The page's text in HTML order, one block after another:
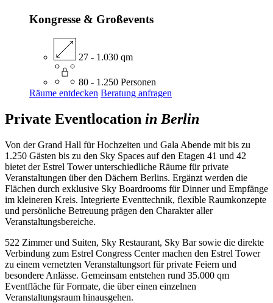
Kongresse & Großevents
27 - 1.030 qm
80 - 1.250 Personen
Räume entdecken Beratung anfragen
Private Eventlocation in Berlin
Von der Grand Hall für Hochzeiten und Gala Abende mit bis zu
1.250 Gästen bis zu den Sky Spaces auf den Etagen 41 und 42
bietet der Estrel Tower unterschiedliche Räume für private
Veranstaltungen über den Dächern Berlins. Ergänzt werden die
Flächen durch exklusive Sky Boardrooms für Dinner und Empfänge
im kleineren Kreis. Integrierte Eventtechnik, flexible Raumkonzepte
und persönliche Betreuung prägen den Charakter aller
Veranstaltungsbereiche.
522 Zimmer und Suiten, Sky Restaurant, Sky Bar sowie die direkte
Verbindung zum Estrel Congress Center machen den Estrel Tower
zu einem vernetzten Veranstaltungsort für private Feiern und
besondere Anlässe. Gemeinsam entstehen rund 35.000 qm
Eventfläche für Formate, die über einen einzelnen
Veranstaltungsraum hinausgehen.